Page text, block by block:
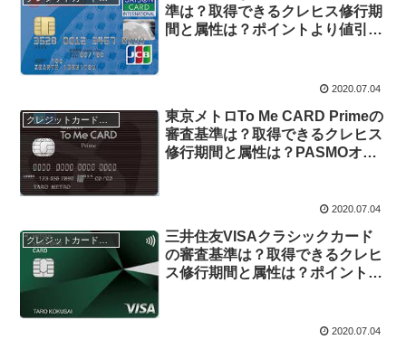
準は？取得できるクレヒス修行期
間と属性は？ポイントより値引き
2020.07.04
クレジットカードの審査
東京メトロTo Me CARD Primeの
審査基準は？取得できるクレヒス
修行期間と属性は？PASMOオー
2020.07.04
クレジットカードの審査
三井住友VISAクラシックカード
の審査基準は？取得できるクレヒ
ス修行期間と属性は？ポイントサ
2020.07.04